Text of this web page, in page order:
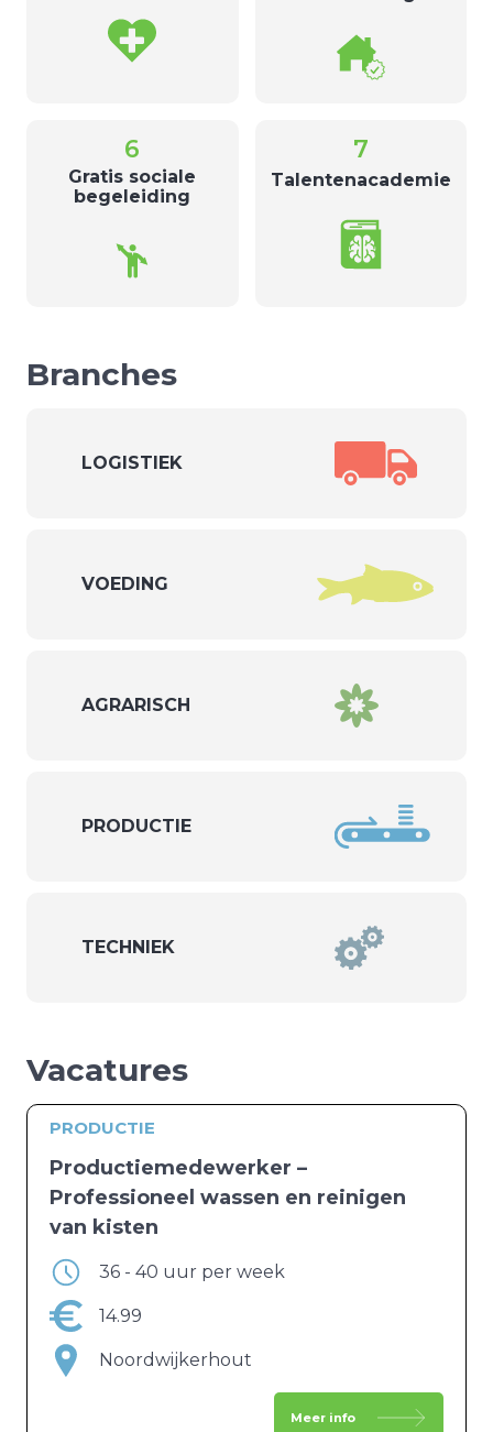
6
Gratis sociale
begeleiding
7
Talentenacademie
Branches
LOGISTIEK
VOEDING
AGRARISCH
PRODUCTIE
TECHNIEK
Vacatures
PRODUCTIE
Productiemedewerker –
Professioneel wassen en reinigen
van kisten
36 - 40 uur per week
14.99
Noordwijkerhout
Meer info